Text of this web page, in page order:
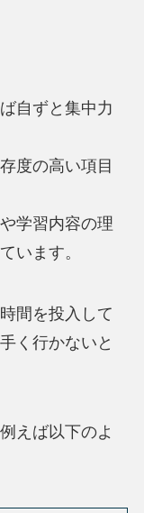
自ずと集中力
度の高い項目
学習内容の理
います。
間を投入して
く行かないと
えば以下のよ